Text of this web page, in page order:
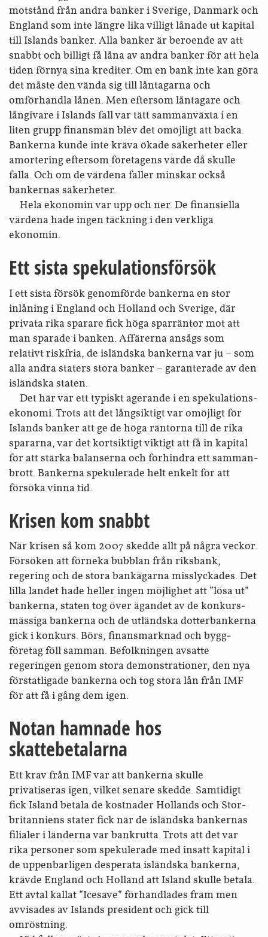
motstånd från andra banker i Sverige, Danmark och
England som inte längre lika villigt lånade ut kapital
till Islands banker. Alla banker är beroende av att
snabbt och billigt få låna av andra banker för att hela
tiden förnya sina krediter. Om en bank inte kan göra
det måste den vända sig till låntagarna och
omförhandla lånen. Men eftersom låntagare och
långivare i Islands fall var tätt samman­växta i en
liten grupp finans­män blev det omöjligt att backa.
Bankerna kunde inte kräva ökade säkerheter eller
amortering eftersom företagens värde då skulle
falla. Och om de värdena faller minskar också
bankernas säkerheter.
Hela ekonomin var upp och ner. De finansiella
värdena hade ingen täckning i den verkliga
ekonomin.
Ett sista spekulationsförsök
I ett sista försök genomförde bankerna en stor
inlåning i England och Holland och Sverige, där
privata rika sparare fick höga sparräntor mot att
man sparade i banken. Affärerna ansågs som
relativt riskfria, de isländska bankerna var ju – som
alla andra staters stora banker – garanterade av den
isländska staten.
Det här var ett typiskt agerande i en spekulations­
ekonomi. Trots att det lång­siktigt var omöjligt för
Islands banker att ge de höga räntorna till de rika
spararna, var det kort­siktigt viktigt att få in kapital
för att stärka balanserna och förhindra ett samman­
brott. Bankerna spekulerade helt enkelt för att
försöka vinna tid.
Krisen kom snabbt
När krisen så kom 2007 skedde allt på några veckor.
Försöken att förneka bubblan från riksbank,
regering och de stora bankägarna miss­lyckades. Det
lilla landet hade heller ingen möjlighet att ”lösa ut”
bankerna, staten tog över ägandet av de konkurs­
mässiga bankerna och de utländska dotter­bankerna
gick i konkurs. Börs, finans­marknad och bygg­
företag föll samman. Befolkningen avsatte
regeringen genom stora demonstrationer, den nya
förstatligade bankerna och tog stora lån från IMF
för att få i gång dem igen.
Notan hamnade hos
skattebetalarna
Ett krav från IMF var att bankerna skulle
privatiseras igen, vilket senare skedde. Samtidigt
fick Island betala de kostnader Hollands och Stor­
britanniens stater fick när de isländska bankernas
filialer i länderna var bankrutta. Trots att det var
rika personer som spekulerade med insatt kapital i
de uppen­barligen desperata isländska bankerna,
krävde England och Holland att Island skulle betala.
Ett avtal kallat ”Icesave” förhandlades fram men
avvisades av Islands president och gick till
omröstning.